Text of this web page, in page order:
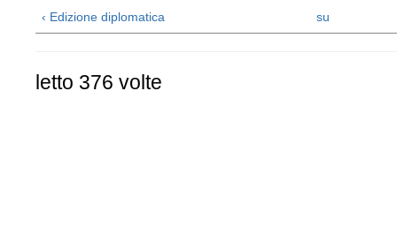
‹ Edizione diplomatica su
letto 376 volte